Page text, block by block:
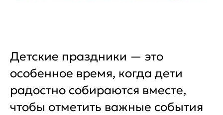
Детские праздники — это
особенное время, когда дети
радостно собираются вместе,
чтобы отметить важные события